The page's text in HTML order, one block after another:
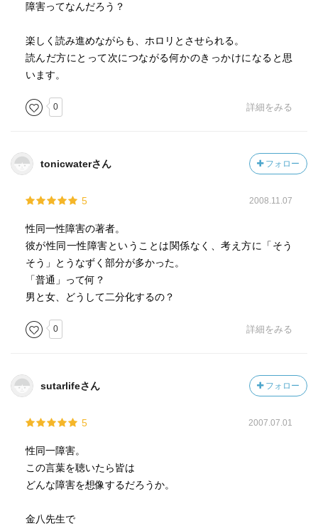
障害ってなんだろう？
楽しく読み進めながらも、ホロリとさせられる。
読んだ方にとって次につながる何かのきっかけになると思
います。
0 詳細をみる
tonicwaterさん フォロー
5 2008.11.07
性同一性障害の著者。
彼が性同一性障害ということは関係なく、考え方に「そう
そう」とうなずく部分が多かった。
「普通」って何？
男と女、どうして二分化するの？
0 詳細をみる
sutarlifeさん フォロー
5 2007.07.01
性同一障害。
この言葉を聴いたら皆は
どんな障害を想像するだろうか。
金八先生で